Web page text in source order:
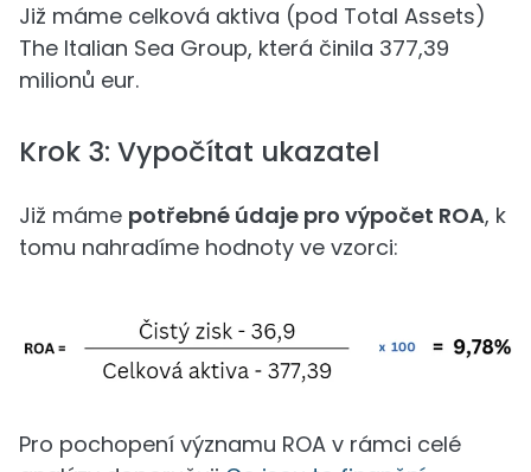
Již máme celková aktiva (pod Total Assets)
The Italian Sea Group, která činila 377,39
milionů eur.
Krok 3: Vypočítat ukazatel
Již máme potřebné údaje pro výpočet ROA, k
tomu nahradíme hodnoty ve vzorci:
Pro pochopení významu ROA v rámci celé